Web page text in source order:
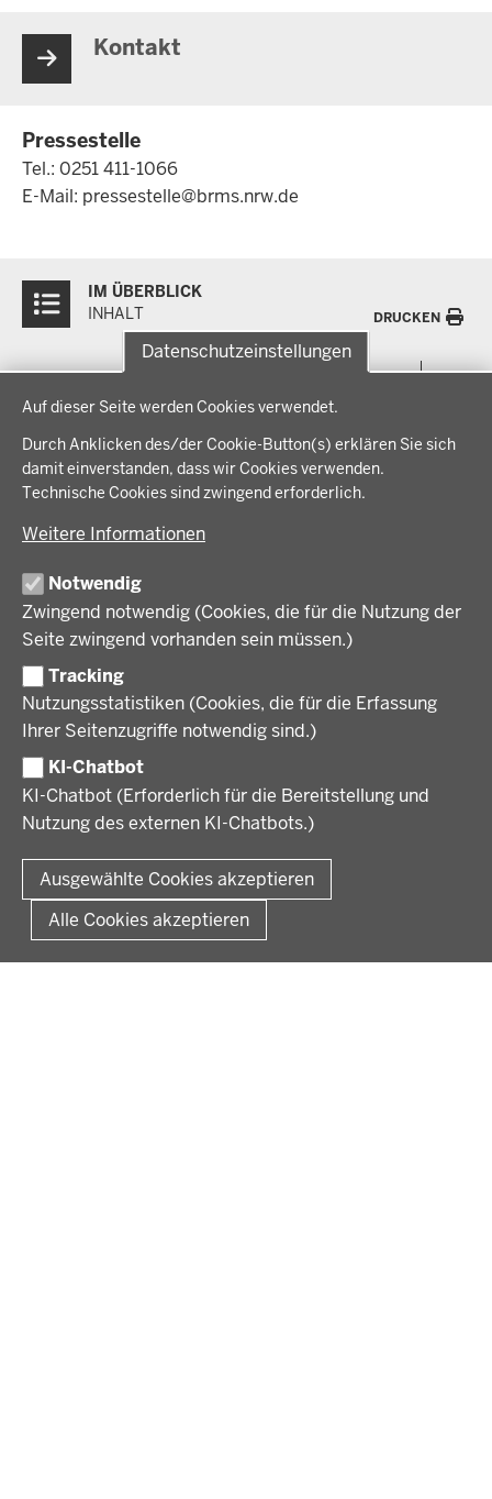
Datenschutzeinstellungen
Auf dieser Seite werden Cookies verwendet.
Durch Anklicken des/der Cookie-Button(s) erklären Sie sich
damit einverstanden, dass wir Cookies verwenden.
Technische Cookies sind zwingend erforderlich.
Weitere Informationen
Notwendig
Zwingend notwendig (Cookies, die für die Nutzung der
Seite zwingend vorhanden sein müssen.)
Tracking
Nutzungsstatistiken (Cookies, die für die Erfassung
Ihrer Seitenzugriffe notwendig sind.)
KI-Chatbot
KI-Chatbot (Erforderlich für die Bereitstellung und
Nutzung des externen KI-Chatbots.)
Ausgewählte Cookies akzeptieren
Alle Cookies akzeptieren
Kontakt
Pressestelle
Tel.: 0251 411-1066
E-Mail: pressestelle@brms.nrw.de
Inhalte
IM ÜBERBLICK
INHALT
DRUCKEN
Menü
der
Fußzeile
THEMEN
Bauen, Planen und Verkehr
Bildung, Schule und Sport
Regionalplanung und Regionalrat
Wirtschaft, Kultur und Kommunales
IM FOKUS
Energiewende AG
Zusammenarbeit mit den Niederlanden
BEZIRKSREGIERUNG
Regierungsbezirk Münster
Geschichte und Gegenwart
Behördenleitung
Organisation
Förderlotsinnen und Förderlotsen
KARRIERE UND AUSBILDUNG
Stellenangebote
Ausbildung
Volljurist:in
Praktikum
Stellenangebote im Schulbereich
VERFAHREN UND BEKANNTMACHUNGEN
Amtsblatt
Verfahrensübersichten
PRESSE
Pressemitteilungen
Podcast
© 2026 Bezirksregierung Münster
Fußzeile
Impressum Datenschutz Rechtliche Hinweise
Kurzlink zu dieser Seite